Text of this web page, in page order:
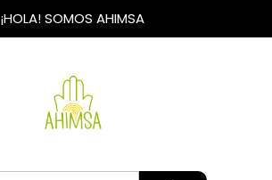
¡HOLA! SOMOS AHIMSA